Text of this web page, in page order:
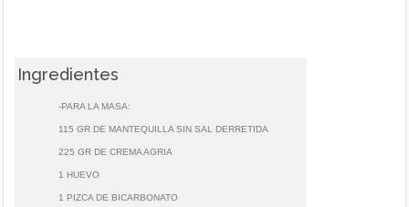
Ingredientes
-PARA LA MASA:
115 GR DE MANTEQUILLA SIN SAL DERRETIDA
225 GR DE CREMA AGRIA
1 HUEVO
1 PIZCA DE BICARBONATO